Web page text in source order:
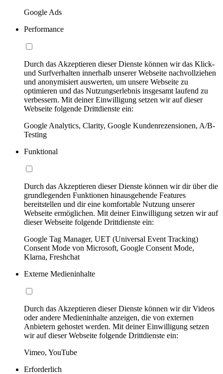
Google Ads
Performance
Durch das Akzeptieren dieser Dienste können wir das Klick-
und Surfverhalten innerhalb unserer Webseite nachvollziehen
und anonymisiert auswerten, um unsere Webseite zu
optimieren und das Nutzungserlebnis insgesamt laufend zu
verbessern. Mit deiner Einwilligung setzen wir auf dieser
Webseite folgende Drittdienste ein:
Google Analytics, Clarity, Google Kundenrezensionen, A/B-
Testing
Funktional
Durch das Akzeptieren dieser Dienste können wir dir über die
grundlegenden Funktionen hinausgehende Features
bereitstellen und dir eine komfortable Nutzung unserer
Webseite ermöglichen. Mit deiner Einwilligung setzen wir auf
dieser Webseite folgende Drittdienste ein:
Google Tag Manager, UET (Universal Event Tracking)
Consent Mode von Microsoft, Google Consent Mode,
Klarna, Freshchat
Externe Medieninhalte
Durch das Akzeptieren dieser Dienste können wir dir Videos
oder andere Medieninhalte anzeigen, die von externen
Anbietern gehostet werden. Mit deiner Einwilligung setzen
wir auf dieser Webseite folgende Drittdienste ein:
Vimeo, YouTube
Erforderlich